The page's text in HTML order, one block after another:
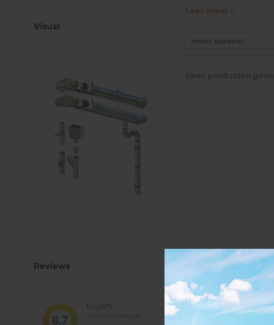
Visual
Reviews
Lees meer >
Meest bekeken
Geen producten